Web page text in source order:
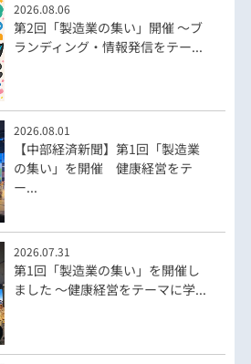
2026.08.06
第2回「製造業の集い」開催 ～ブ
ランディング・情報発信をテー...
2026.08.01
【中部経済新聞】第1回「製造業
の集い」を開催 健康経営をテ
ー...
2026.07.31
第1回「製造業の集い」を開催し
ました ～健康経営をテーマに学...